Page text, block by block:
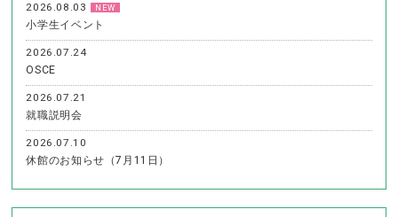
2026.08.03 NEW
小学生イベント
2026.07.24
OSCE
2026.07.21
就職説明会
2026.07.10
休館のお知らせ（7月11日）